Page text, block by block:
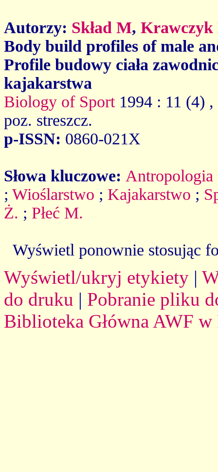
Autorzy: Skład M, Krawczyk
Body build profiles of male
Profile budowy ciała
kajakarstwa
Biology of Sport 1994 : 11 (4) ,
poz. streszcz.
p-ISSN: 0860-021X
Słowa kluczowe: Antropologia
; Wioślarstwo ; Kajakarstwo ;
Ż. ; Płeć M.
Wyświetl ponownie stosując
Wyświetl/ukryj etykiety |
do druku | Pobranie pliku
Biblioteka Główna AWF w